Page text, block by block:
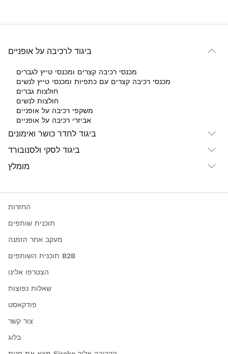
ביגוד לרכיבה על אופניים
מכנסי רכיבה קצרים ומכנסי טייץ לגברים
מכנסי רכיבה קצרים עם כתפיות ומכנסי טייץ לנשים
חולצות גברים
חולצות לנשים
משקפי רכיבה על אופניים
אביזרי רכיבה על אופניים
ביגוד לחדר כושר ואימונים
ביגוד לסקי ולסנובורד
מומלץ
החזרות
תוכנית שותפים
מעקב אחר הזמנה
תוכנית השותפים B2B
הצטרפו אלינו
שאלות נפוצות
פודקאסט
צור קשר
בלוג